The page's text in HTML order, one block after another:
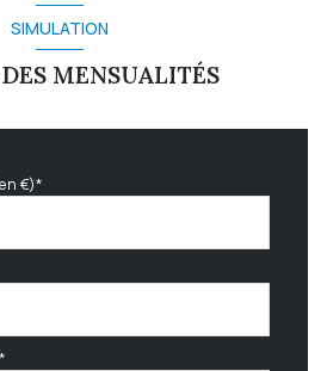
SIMULATION
MENSUALITÉS
€)*